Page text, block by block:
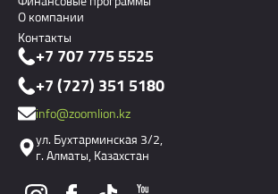
О компании
Контакты
+7 707 775 5525
+7 (727) 351 5180
info@zoomlion.kz
ул. Бухтарминская 3/2,
г. Алматы, Казахстан